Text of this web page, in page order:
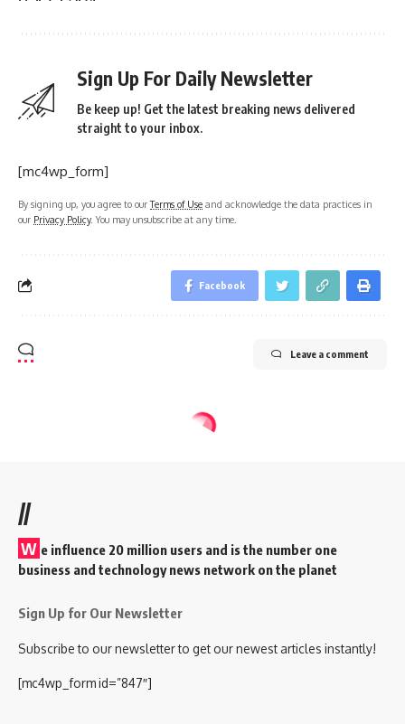
Sign Up For Daily Newsletter
Be keep up! Get the latest breaking news delivered
straight to your inbox.
[mc4wp_form]
By signing up, you agree to ourTerms of Use and acknowledge the data practices in
our Privacy Policy. You may unsubscribe at any time.
Facebook
Leave a comment
//
W e influence 20 million users and is the number one
business and technology news network on the planet
Sign Up for Our Newsletter
Subscribe to our newsletter to get our newest articles instantly!
[mc4wp_form id=”847″]